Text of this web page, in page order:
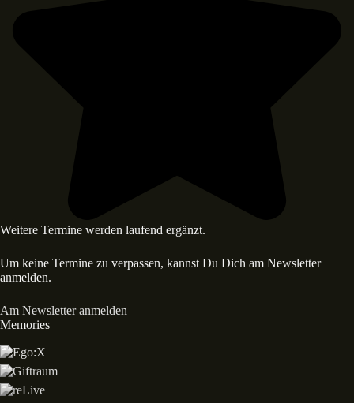
Weitere Termine werden laufend ergänzt.
Um keine Termine zu verpassen, kannst Du Dich am Newsletter
anmelden.
Am Newsletter anmelden
Memories